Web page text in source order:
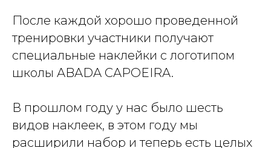
После каждой хорошо проведенной
тренировки участники получают
специальные наклейки с логотипом
школы ABADA CAPOEIRA.
В прошлом году у нас было шесть
видов наклеек, в этом году мы
расширили набор и теперь есть целых